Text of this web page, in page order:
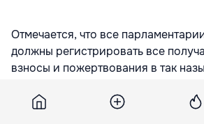
Отмечается, что все
должны регистрировать все
взносы и пожертвования в так
На сайте парламента указывается,